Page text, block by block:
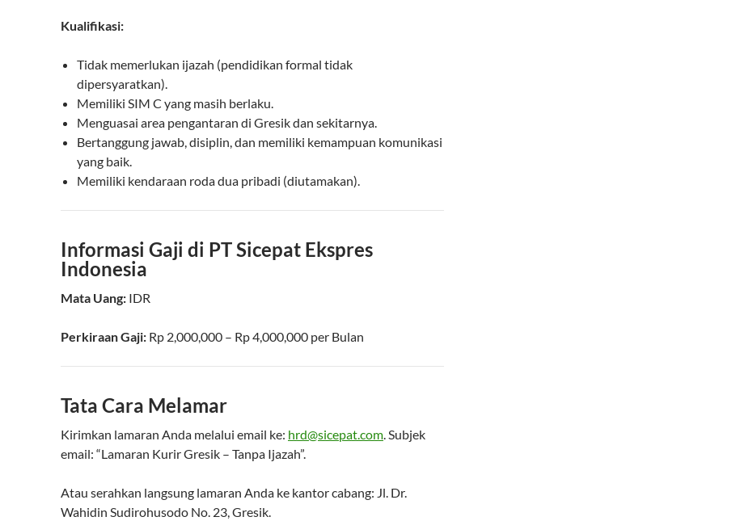
Kualifikasi:
Tidak memerlukan ijazah (pendidikan formal tidak
dipersyaratkan).
Memiliki SIM C yang masih berlaku.
Menguasai area pengantaran di Gresik dan sekitarnya.
Bertanggung jawab, disiplin, dan memiliki kemampuan komunikasi
yang baik.
Memiliki kendaraan roda dua pribadi (diutamakan).
Informasi Gaji di PT Sicepat Ekspres
Indonesia
Mata Uang: IDR
Perkiraan Gaji: Rp 2,000,000 – Rp4,000,000 per Bulan
Tata Cara Melamar
Kirimkan lamaran Anda melalui email ke: hrd@sicepat.com. Subjek
email: “Lamaran Kurir Gresik – Tanpa Ijazah”.
Atau serahkan langsung lamaran Anda ke kantor cabang: Jl. Dr.
Wahidin Sudirohusodo No. 23, Gresik.